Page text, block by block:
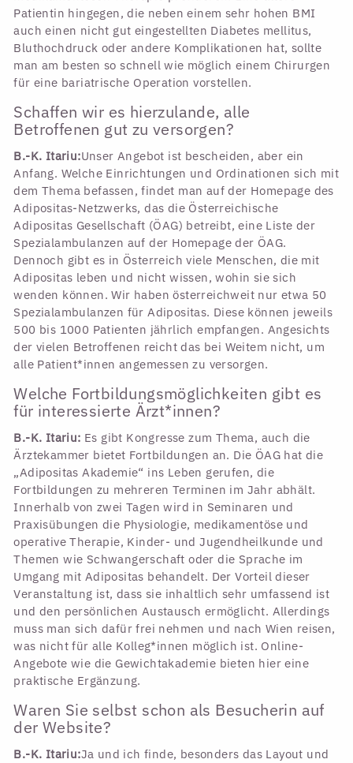
Patientin hingegen, die neben einem sehr hohen BMI
auch einen nicht gut eingestellten Diabetes mellitus,
Bluthochdruck oder andere Komplikationen hat, sollte
man am besten so schnell wie möglich einem Chirurgen
für eine bariatrische Operation vorstellen.
Schaffen wir es hierzulande, alle
Betroffenen gut zu versorgen?
B.-K. Itariu:Unser Angebot ist bescheiden, aber ein
Anfang. Welche Einrichtungen und Ordinationen sich mit
dem Thema befassen, findet man auf der Homepage des
Adipositas-Netzwerks, das die Österreichische
Adipositas Gesellschaft (ÖAG) betreibt, eine Liste der
Spezialambulanzen auf der Homepage der ÖAG.
Dennoch gibt es in Österreich viele Menschen, die mit
Adipositas leben und nicht wissen, wohin sie sich
wenden können. Wir haben österreichweit nur etwa 50
Spezialambulanzen für Adipositas. Diese können jeweils
500 bis 1000 Patienten jährlich empfangen. Angesichts
der vielen Betroffenen reicht das bei Weitem nicht, um
alle Patient*innen angemessen zu versorgen.
Welche Fortbildungsmöglichkeiten gibt es
für interessierte Ärzt*innen?
B.-K. Itariu: Es gibt Kongresse zum Thema, auch die
Ärztekammer bietet Fortbildungen an. Die ÖAG hat die
„Adipositas Akademie“ ins Leben gerufen, die
Fortbildungen zu mehreren Terminen im Jahr abhält.
Innerhalb von zwei Tagen wird in Seminaren und
Praxisübungen die Physiologie, medikamentöse und
operative Therapie, Kinder- und Jugendheilkunde und
Themen wie Schwangerschaft oder die Sprache im
Umgang mit Adipositas behandelt. Der Vorteil dieser
Veranstaltung ist, dass sie inhaltlich sehr umfassend ist
und den persönlichen Austausch ermöglicht. Allerdings
muss man sich dafür frei nehmen und nach Wien reisen,
was nicht für alle Kolleg*innen möglich ist. Online-
Angebote wie die Gewichtakademie bieten hier eine
praktische Ergänzung.
Waren Sie selbst schon als Besucherin auf
der Website?
B.-K. Itariu:Ja und ich finde, besonders das Layout und